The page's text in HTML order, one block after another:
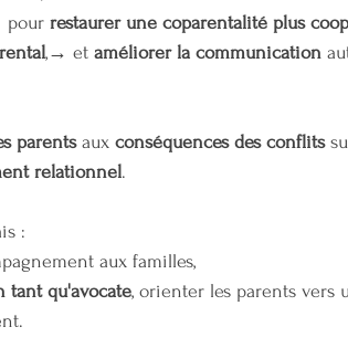
pour restaurer une coparentalité plus
,→ et améliorer la communication
parents aux conséquences des conflits
relationnel.
:
aux familles,
tant qu'avocate, orienter les parents vers